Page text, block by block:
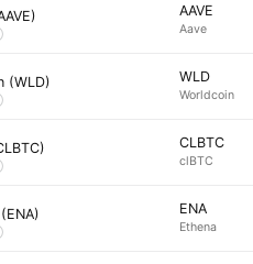
AAVE
Aave
WLD
Worldcoin
CLBTC
clBTC
ENA
Ethena